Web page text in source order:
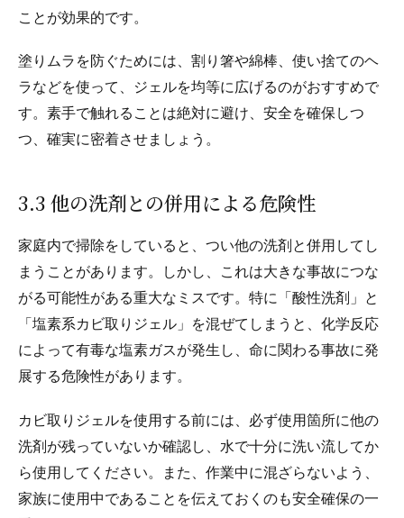
ことが効果的です。
塗りムラを防ぐためには、割り箸や綿棒、使い捨てのヘ
ラなどを使って、ジェルを均等に広げるのがおすすめで
す。素手で触れることは絶対に避け、安全を確保しつ
つ、確実に密着させましょう。
3.3 他の洗剤との併用による危険性
家庭内で掃除をしていると、つい他の洗剤と併用してし
まうことがあります。しかし、これは大きな事故につな
がる可能性がある重大なミスです。特に「酸性洗剤」と
「塩素系カビ取りジェル」を混ぜてしまうと、化学反応
によって有毒な塩素ガスが発生し、命に関わる事故に発
展する危険性があります。
カビ取りジェルを使用する前には、必ず使用箇所に他の
洗剤が残っていないか確認し、水で十分に洗い流してか
ら使用してください。また、作業中に混ざらないよう、
家族に使用中であることを伝えておくのも安全確保の一